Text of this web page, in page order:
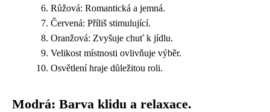
Růžová: Romantická a jemná.
Červená: Příliš stimulující.
Oranžová: Zvyšuje chuť k jídlu.
Velikost místnosti ovlivňuje výběr.
Osvětlení hraje důležitou roli.
Modrá: Barva klidu a relaxace.